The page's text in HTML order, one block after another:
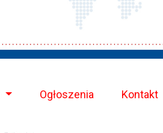
Ogłoszenia Kontakt